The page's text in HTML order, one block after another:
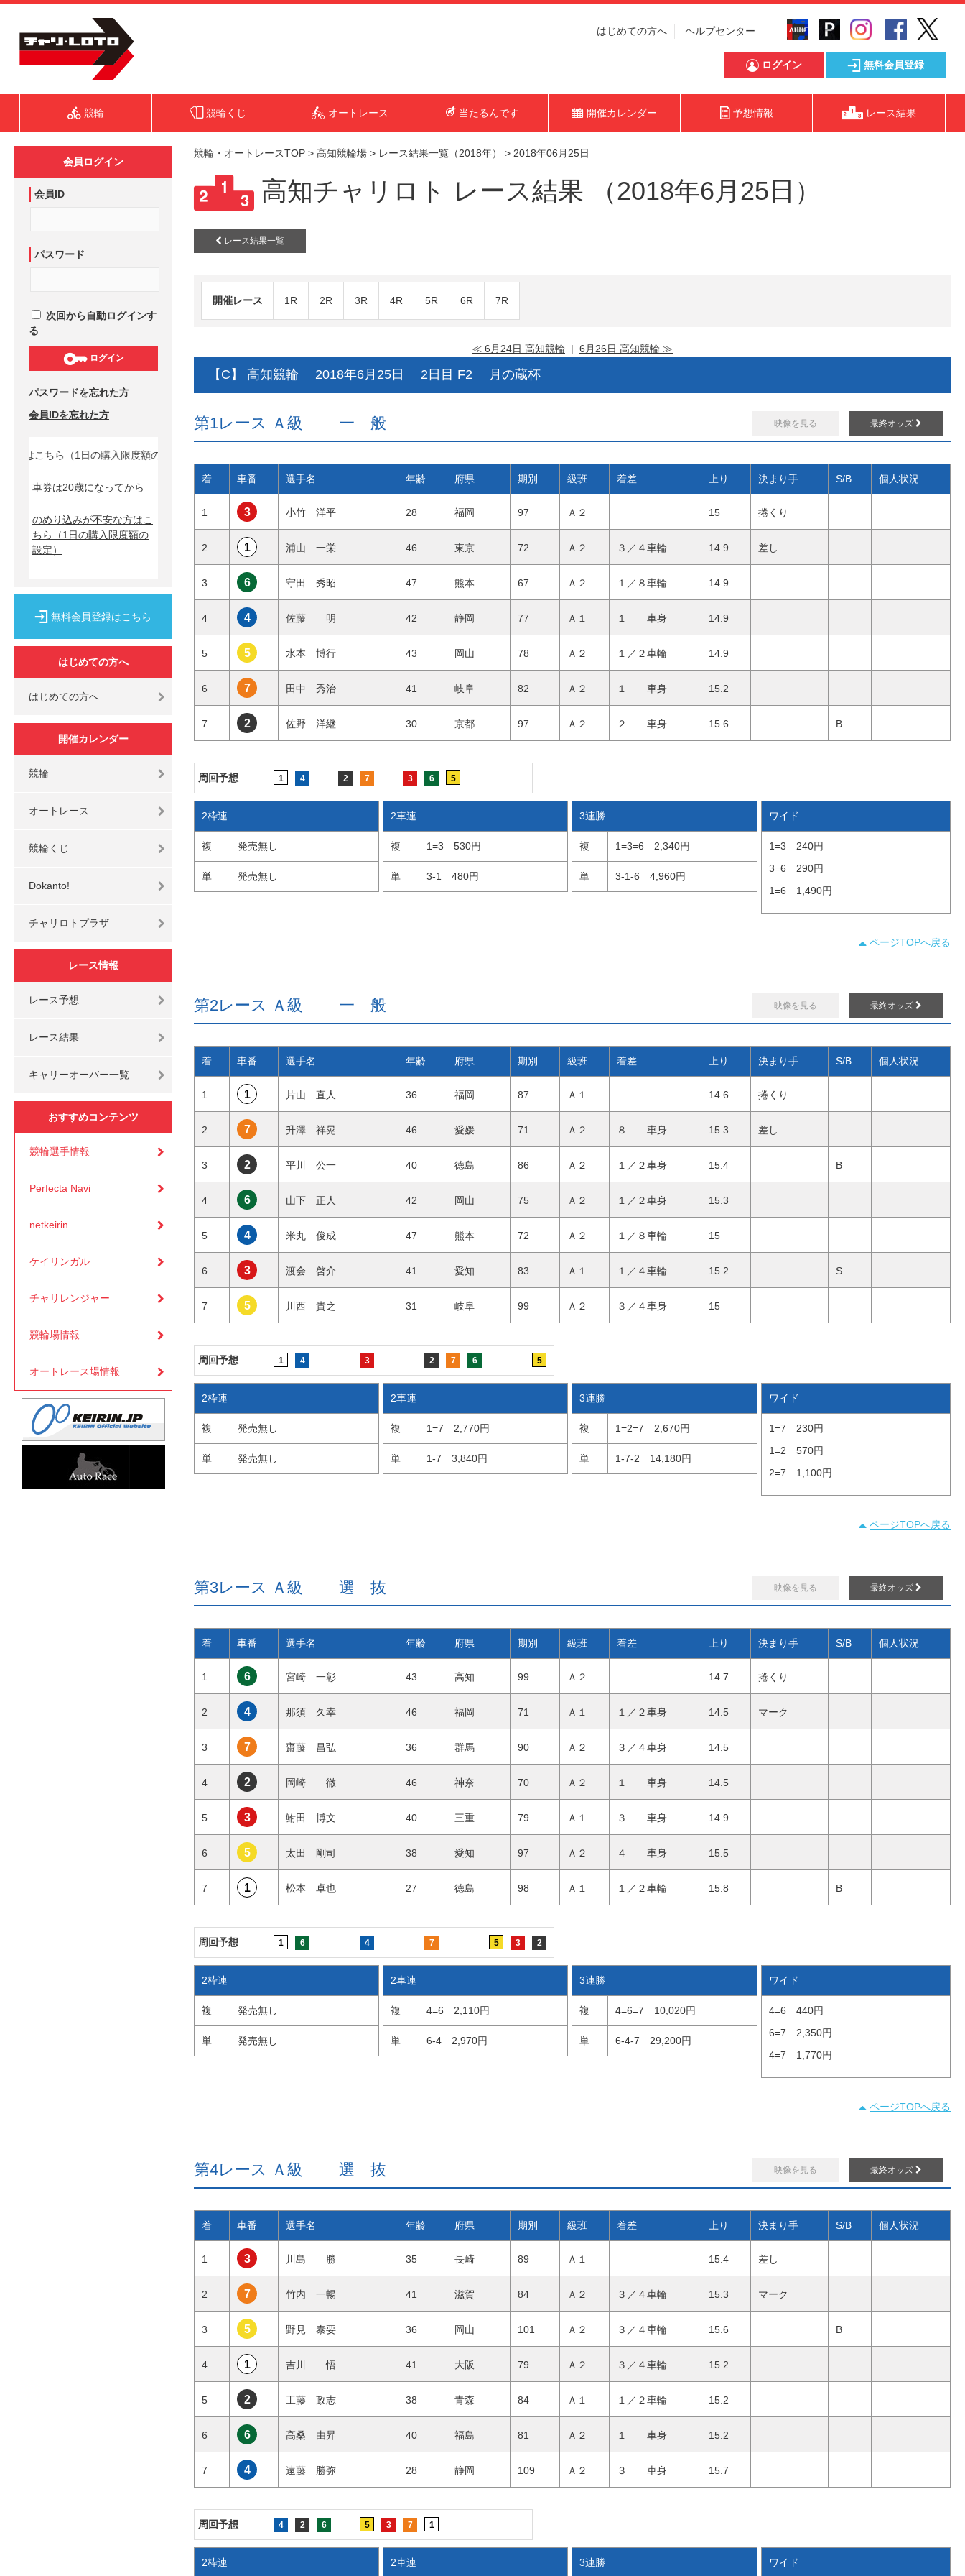
はじめての方へ ヘルプセンター
ログイン 無料会員登録
競輪 競輪くじ オートレース 当たるんです 開催カレンダー 予想情報 レース結果
会員ログイン
会員ID
パスワード
次回から自動ログインす
る
ログイン
パスワードを忘れた方
会員IDを忘れた方
ら（1日の購入限度額の設定）↓
車券は20歳になってから
のめり込みが不安な方はこ
ちら
（1日の購入限度額の
設定）
無料会員登録はこちら
はじめての方へ
はじめての方へ
開催カレンダー
競輪
オートレース
競輪くじ
Dokanto!
チャリロトプラザ
レース情報
レース予想
レース結果
キャリーオーバー一覧
おすすめコンテンツ
競輪選手情報
Perfecta Navi
netkeirin
ケイリンガル
チャリレンジャー
競輪場情報
オートレース場情報
競輪・オートレースTOP > 高知競輪場 > レース結果一覧（2018年） > 2018年06月25日
高知チャリロト レース結果 （2018年6月25日）
レース結果一覧
開催レース 1R 2R 3R 4R 5R 6R 7R
≪ 6月24日 高知競輪 | 6月26日 高知競輪 ≫
【C】 高知競輪 2018年6月25日 2日目 F2 月の蔵杯
第1レース Ａ級 一 般 映像を見る 最終オッズ
着 車番 選手名 年齢 府県 期別 級班 着差 上り 決まり手 S/B 個人状況
1 3 小竹 洋平 28 福岡 97 Ａ２ 15 捲くり
2 1 浦山 一栄 46 東京 72 Ａ２ ３／４車輪 14.9 差し
3 6 守田 秀昭 47 熊本 67 Ａ２ １／８車輪 14.9
4 4 佐藤 明 42 静岡 77 Ａ１ １ 車身 14.9
5 5 水本 博行 43 岡山 78 Ａ２ １／２車輪 14.9
6 7 田中 秀治 41 岐阜 82 Ａ２ １ 車身 15.2
7 2 佐野 洋継 30 京都 97 Ａ２ ２ 車身 15.6 B
周回予想 1 4 2 7 3 6 5
2枠連
複 発売無し
単 発売無し
2車連
複 1=3 530円
単 3-1 480円
3連勝
複 1=3=6 2,340円
単 3-1-6 4,960円
ワイド
1=3
240円
3=6
290円
1=6
1,490円
ページTOPへ戻る
第2レース Ａ級 一 般 映像を見る 最終オッズ
着 車番 選手名 年齢 府県 期別 級班 着差 上り 決まり手 S/B 個人状況
1 1 片山 直人 36 福岡 87 Ａ１ 14.6 捲くり
2 7 升澤 祥晃 46 愛媛 71 Ａ２ ８ 車身 15.3 差し
3 2 平川 公一 40 徳島 86 Ａ２ １／２車身 15.4 B
4 6 山下 正人 42 岡山 75 Ａ２ １／２車身 15.3
5 4 米丸 俊成 47 熊本 72 Ａ２ １／８車輪 15
6 3 渡会 啓介 41 愛知 83 Ａ１ １／４車輪 15.2 S
7 5 川西 貴之 31 岐阜 99 Ａ２ ３／４車身 15
周回予想 1 4 3 2 7 6 5
2枠連
複 発売無し
単 発売無し
2車連
複 1=7 2,770円
単 1-7 3,840円
3連勝
複 1=2=7 2,670円
単 1-7-2 14,180円
ワイド
1=7
230円
1=2
570円
2=7
1,100円
ページTOPへ戻る
第3レース Ａ級 選 抜 映像を見る 最終オッズ
着 車番 選手名 年齢 府県 期別 級班 着差 上り 決まり手 S/B 個人状況
1 6 宮崎 一彰 43 高知 99 Ａ２ 14.7 捲くり
2 4 那須 久幸 46 福岡 71 Ａ１ １／２車身 14.5 マーク
3 7 齋藤 昌弘 36 群馬 90 Ａ２ ３／４車身 14.5
4 2 岡崎 徹 46 神奈 70 Ａ２ １ 車身 14.5
5 3 鮒田 博文 40 三重 79 Ａ１ ３ 車身 14.9
6 5 太田 剛司 38 愛知 97 Ａ２ ４ 車身 15.5
7 1 松本 卓也 27 徳島 98 Ａ１ １／２車輪 15.8 B
周回予想 1 6 4 7 5 3 2
2枠連
複 発売無し
単 発売無し
2車連
複 4=6 2,110円
単 6-4 2,970円
3連勝
複 4=6=7 10,020円
単 6-4-7 29,200円
ワイド
4=6
440円
6=7
2,350円
4=7
1,770円
ページTOPへ戻る
第4レース Ａ級 選 抜 映像を見る 最終オッズ
着 車番 選手名 年齢 府県 期別 級班 着差 上り 決まり手 S/B 個人状況
1 3 川島 勝 35 長崎 89 Ａ１ 15.4 差し
2 7 竹内 一暢 41 滋賀 84 Ａ２ ３／４車輪 15.3 マーク
3 5 野見 泰要 36 岡山 101 Ａ２ ３／４車輪 15.6 B
4 1 吉川 悟 41 大阪 79 Ａ２ ３／４車輪 15.2
5 2 工藤 政志 38 青森 84 Ａ１ １／２車輪 15.2
6 6 高桑 由昇 40 福島 81 Ａ２ １ 車身 15.2
7 4 遠藤 勝弥 28 静岡 109 Ａ２ ３ 車身 15.7
周回予想 4 2 6 5 3 7 1
2枠連 2車連 3連勝 ワイド